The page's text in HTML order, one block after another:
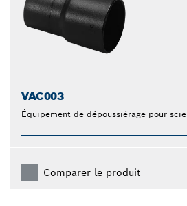
VAC003
Équipement de dépoussiérage pour scie
Comparer le produit